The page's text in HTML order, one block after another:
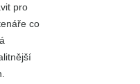
pro
co